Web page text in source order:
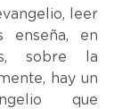
leer
enseña, en
sobre la
hay un
que